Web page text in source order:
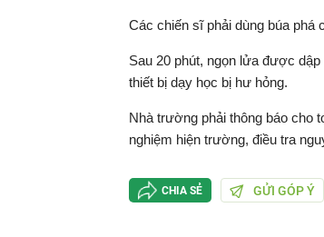
Các chiến sĩ phải dùng búa
Sau 20 phút, ngọn lửa được dập
thiết bị dạy học bị hư hỏng.
Nhà trường phải thông báo cho
nghiệm hiện trường, điều tra
CHIA SẺ GỬI GÓP Ý